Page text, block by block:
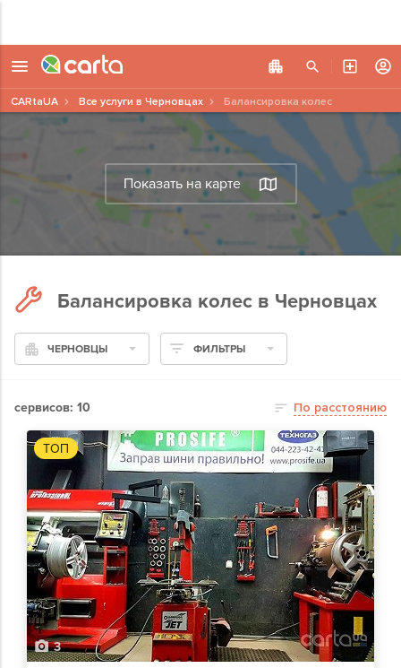
Показать на карте
CARtaUA Все услуги в Черновцах Балансировка колес
Балансировка колес в Черновцах
ЧЕРНОВЦЫ ФИЛЬТРЫ
сервисов: 10 По расстоянию
ТОП
3